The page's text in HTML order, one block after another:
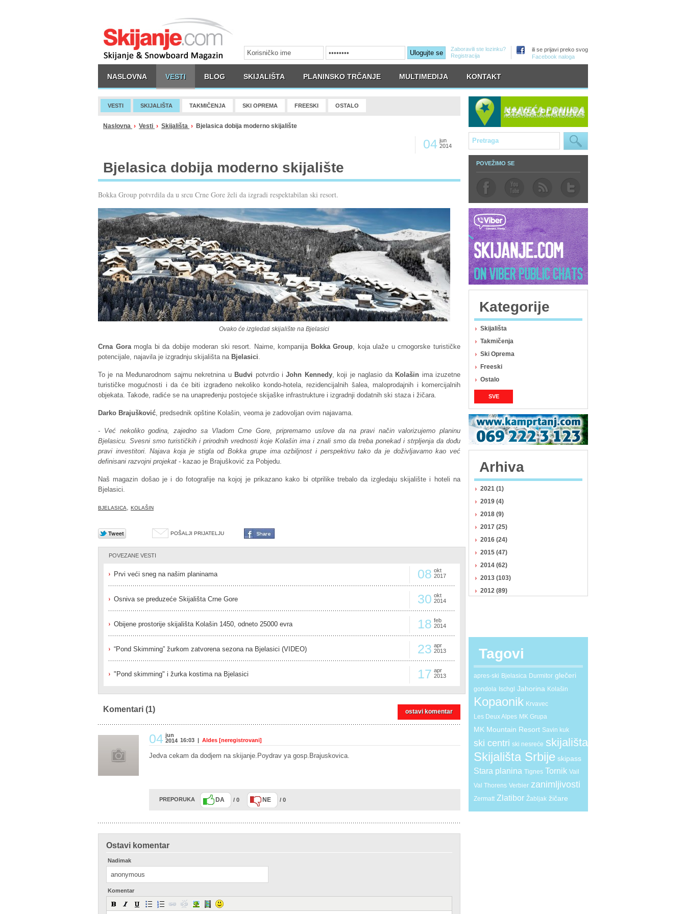
Ulogujte se
Zaboravili ste lozinku?
Registracija
ili se prijavi preko svog
Facebook naloga
NASLOVNA VESTI BLOG SKIJALIŠTA PLANINSKO TRČANJE MULTIMEDIJA KONTAKT
VESTI SKIJALIŠTA TAKMIČENJA SKI OPREMA FREESKI OSTALO
Naslovna › Vesti › Skijališta › Bjelasica dobija moderno skijalište
04 jun
2014
Bjelasica dobija moderno skijalište
Bokka Group potvrdila da u srcu Crne Gore želi da izgradi respektabilan ski resort.
Ovako će izgledati skijalište na Bjelasici
Crna Goramogla bi da dobije moderan ski resort. Naime, kompanija Bokka Group, koja ulaže u crnogorske turističke
potencijale, najavila je izgradnju skijališta na Bjelasici.
To je na Međunarodnom sajmu nekretnina u Budvi potvrdio iJohn Kennedy, koji je naglasio da Kolašin ima izuzetne
turističke mogućnosti i da će biti izgrađeno nekoliko kondo-hotela, rezidencijalnih šalea, maloprodajnih i komercijalnih
objekata. Takođe, radiće se na unapređenju postojeće skijaške infrastrukture i izgradnji dodatnih ski staza i žičara.
Darko Brajušković, predsednik opštine Kolašin, veoma je zadovoljan ovim najavama.
- Već nekoliko godina, zajedno sa Vladom Crne Gore, pripremamo uslove da na pravi način valorizujemo planinu
Bjelasicu. Svesni smo turističkih i prirodnih vrednosti koje Kolašin ima i znali smo da treba ponekad i strpljenja da dođu
pravi investitori. Najava koja je stigla od Bokka grupe ima ozbiljnost i perspektivu tako da je doživljavamo kao već
definisani razvojni projekat - kazao je Brajušković za Pobjedu.
Naš magazin došao je i do fotografije na kojoj je prikazano kako bi otprilike trebalo da izgledaju skijalište i hoteli na
Bjelasici.
BJELASICA, KOLAŠIN
POŠALJI PRIJATELJU
POVEZANE VESTI
Prvi veći sneg na našim planinama 08 okt
2017
Osniva se preduzeće Skijališta Crne Gore 30 okt
2014
Obijene prostorije skijališta Kolašin 1450, odneto 25000 evra 18 feb
2014
“Pond Skimming” žurkom zatvorena sezona na Bjelasici (VIDEO) 23 apr
2013
"Pond skimming" i žurka kostima na Bjelasici 17 apr
2013
Komentari (1) ostavi komentar
04 jun
2014 16:03 | Aldes [neregistrovani]
Jedva cekam da dodjem na skijanje.Poydrav ya gosp.Brajuskovica.
PREPORUKA DA / 0 NE / 0
Ostavi komentar
Nadimak
Komentar
POVEŽIMO SE
Kategorije
Skijališta
Takmičenja
Ski Oprema
Freeski
Ostalo
SVE
Arhiva
2021 (1)
2019 (4)
2018 (9)
2017 (25)
2016 (24)
2015 (47)
2014 (62)
2013 (103)
2012 (89)
Tagovi
apres-ski Bjelasica Durmitor glečeri
gondola Ischgl Jahorina Kolašin
Kopaonik Krvavec
Les Deux Alpes MK Grupa
MK Mountain Resort Savin kuk
ski centri ski nesreće skijališta
Skijališta Srbije skipass
Stara planina Tignes Tornik Vail
Val Thorens Verbier zanimljivosti
Zermatt Zlatibor Žabljak žičare